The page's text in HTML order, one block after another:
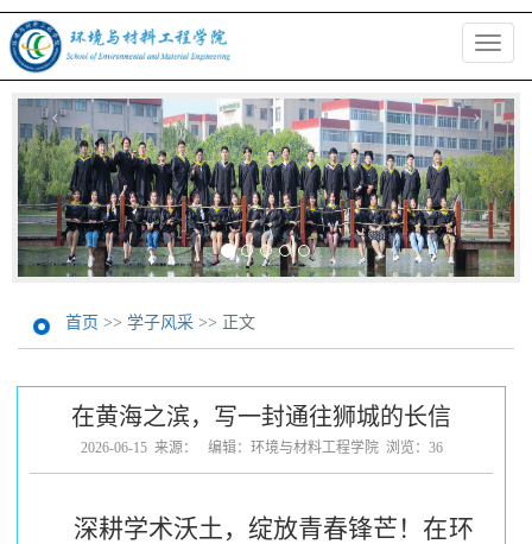
切
换
航
‹ ›
首页 >> 学子风采 >> 正文
在黄海之滨，写一封通往狮城的长信
2026-06-15 来源： 编辑：环境与材料工程学院 浏览： 36
深耕学术沃土，绽放青春锋芒！ 在环